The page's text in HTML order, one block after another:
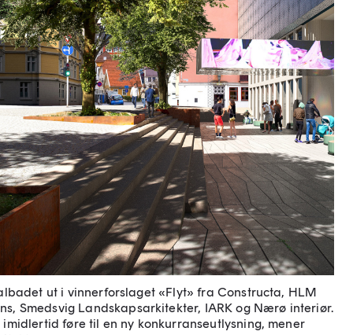
ut i vinnerforslaget «Flyt» fra Constructa, HLM
Smedsvig Landskapsarkitekter, IARK og Nærø interiør.
føre til en ny konkurranseutlysning, mener